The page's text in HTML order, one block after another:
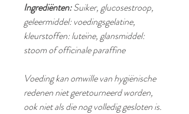
Ingrediënten:Suiker, glucosestroop,
geleermiddel: voedingsgelatine,
kleurstoffen: luteïne, glansmiddel:
stoom of officinale paraffine
Voeding kan omwille van hygiënische
redenen niet geretourneerd worden,
ook niet als die nog volledig gesloten is.